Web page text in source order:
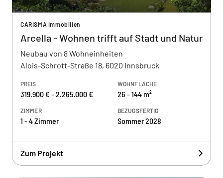
CARISMA Immobilien
Arcella - Wohnen trifft auf Stadt und Natur
Neubau von 8 Wohneinheiten
Alois-Schrott-Straße 18, 6020 Innsbruck
PREIS
319.900 € - 2.265.000 €
WOHNFLÄCHE
26 - 144 m²
ZIMMER
1 - 4 Zimmer
BEZUGSFERTIG
Sommer 2028
Zum Projekt